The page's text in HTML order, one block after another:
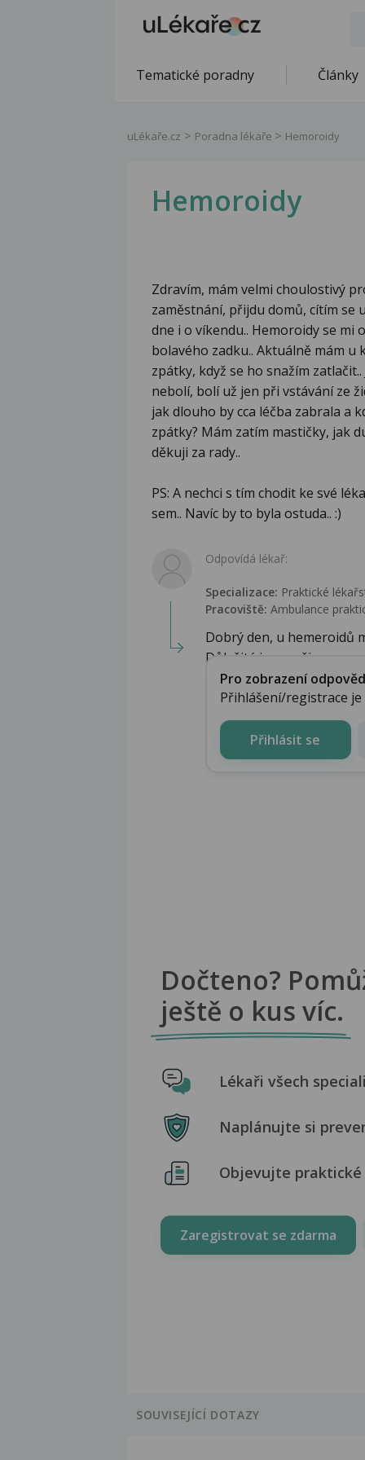
Tematické poradny Články
uLékaře.cz Poradna lékaře Hemoroidy
Hemoroidy
Zdravím, mám velmi choulostivý
zaměstnání, přijdu domů, cítím se
dne i o víkendu.. Hemoroidy se mi
bolavého zadku.. Aktuálně mám
zpátky, když se ho snažím
nebolí, bolí už jen při vstávání ze
jak dlouho by cca léčba zabrala a
zpátky? Mám zatím mastičky, jak
děkuji za rady..
PS: A nechci s tím chodit ke své
sem.. Navíc by to byla ostuda.. :)
Odpovídá lékař:
Specializace: Praktické
Pracoviště: Ambulance
Dobrý den, u hemeroidů
Důležitá jsou režim...
Pro zobrazení
Přihlášení/registrace
Přihlásit se
Dočteno?
ještě o kus víc.
Lékaři všech
Naplánujte si
Objevujte
Zaregistrovat se zdarma
SOUVISEJÍCÍ DOTAZY